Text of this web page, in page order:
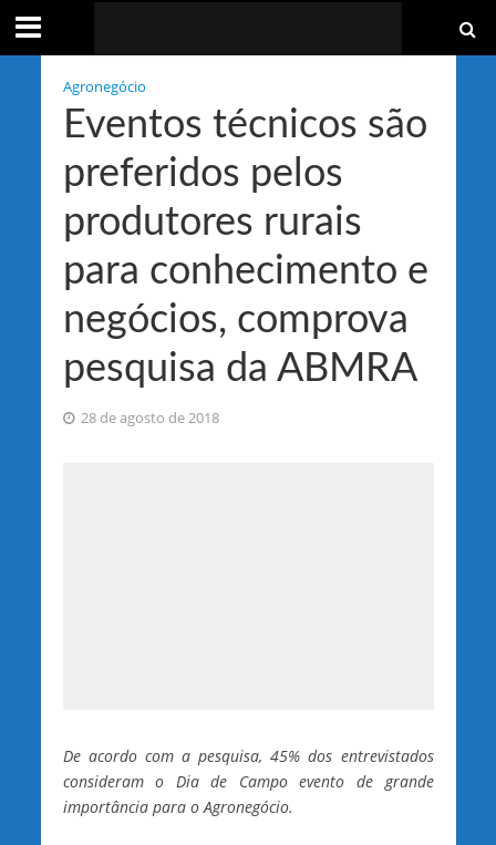
Agronegócio
Eventos técnicos são
preferidos pelos
produtores rurais
para conhecimento e
negócios, comprova
pesquisa da ABMRA
28 de agosto de 2018
De acordo com a pesquisa, 45% dos entrevistados
consideram o Dia de Campo evento de grande
importância para o Agronegócio.